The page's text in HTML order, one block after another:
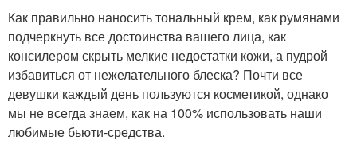
Как правильно наносить тональный крем, как румянами
подчеркнуть все достоинства вашего лица, как
консилером скрыть мелкие недостатки кожи, а пудрой
избавиться от нежелательного блеска? Почти все
девушки каждый день пользуются косметикой, однако
мы не всегда знаем, как на 100% использовать наши
любимые бьюти-средства.